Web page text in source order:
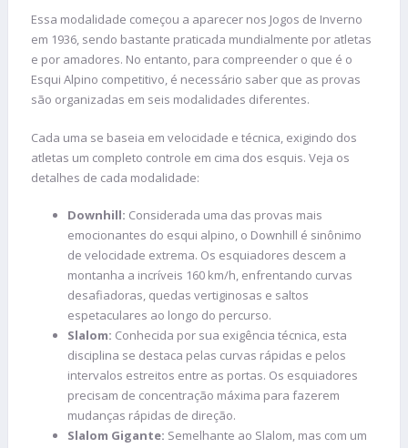
Essa modalidade começou a aparecer nos Jogos de Inverno
em 1936, sendo bastante praticada mundialmente por atletas
e por amadores. No entanto, para compreender o que é o
Esqui Alpino competitivo, é necessário saber que as provas
são organizadas em seis modalidades diferentes.
Cada uma se baseia em velocidade e técnica, exigindo dos
atletas um completo controle em cima dos esquis. Veja os
detalhes de cada modalidade:
Downhill: Considerada uma das provas mais
emocionantes do esqui alpino, o Downhill é sinônimo
de velocidade extrema. Os esquiadores descem a
montanha a incríveis 160 km/h, enfrentando curvas
desafiadoras, quedas vertiginosas e saltos
espetaculares ao longo do percurso.
Slalom: Conhecida por sua exigência técnica, esta
disciplina se destaca pelas curvas rápidas e pelos
intervalos estreitos entre as portas. Os esquiadores
precisam de concentração máxima para fazerem
mudanças rápidas de direção.
Slalom Gigante: Semelhante ao Slalom, mas com um